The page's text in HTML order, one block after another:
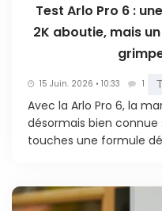
Test Arlo Pro 6 :
2K aboutie, mais
15 Juin. 2026 • 10:33 1
Avec la Arlo Pro 6, la
désormais bien
touches une formule